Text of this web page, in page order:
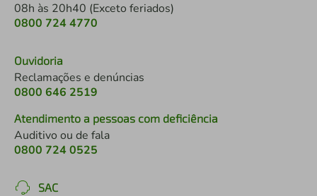
08h às 20h40 (Exceto feriados)
0800 724 4770
Ouvidoria
Reclamações e denúncias
0800 646 2519
Atendimento a pessoas com deficiência
Auditivo ou de fala
0800 724 0525
SAC